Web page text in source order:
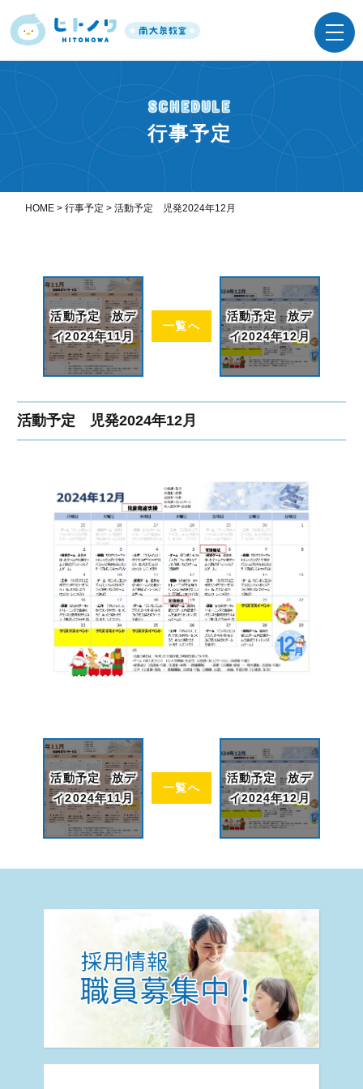
SCHEDULE
行事予定
HOME >行事予定 >活動予定 児発2024年12月
活動予定 放デ
イ2024年11月
一覧へ
活動予定 放デ
イ2024年12月
活動予定 児発2024年12月
活動予定 放デ
イ2024年11月
一覧へ
活動予定 放デ
イ2024年12月